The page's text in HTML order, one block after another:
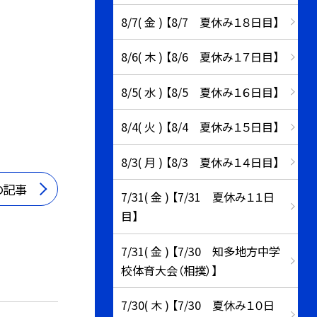
事
8/7( 金 ) 【8/7 夏休み１８日目】
8/6( 木 ) 【8/6 夏休み１７日目】
8/5( 水 ) 【8/5 夏休み１６日目】
8/4( 火 ) 【8/4 夏休み１５日目】
8/3( 月 ) 【8/3 夏休み１４日目】
7/31( 金 ) 【7/31 夏休み１１日
目】
7/31( 金 ) 【7/30 知多地方中学
校体育大会（相撲）】
7/30( 木 ) 【7/30 夏休み１０日